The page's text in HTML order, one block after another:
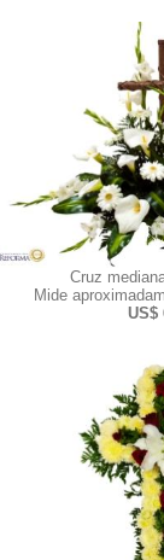
Cruz
Mide
US$